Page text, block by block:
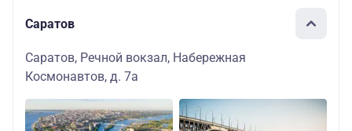
Саратов
Саратов, Речной вокзал, Набережная
Космонавтов, д. 7а